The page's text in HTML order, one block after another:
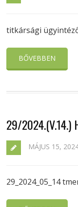
titkársági
BŐVEBBEN
29/2024.(V.14.)
MÁJUS 15,
29_2024_05_14